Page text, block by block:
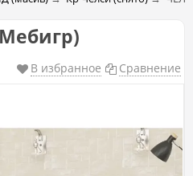
В избранное Сравнение